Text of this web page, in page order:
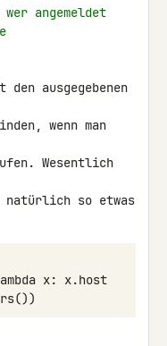
angemeldet
ausgegebenen
wenn man
Wesentlich
natürlich so etwas
x: x.host